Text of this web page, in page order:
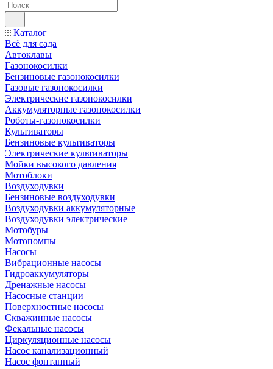
Каталог
Всё для сада
Автоклавы
Газонокосилки
Бензиновые газонокосилки
Газовые газонокосилки
Электрические газонокосилки
Аккумуляторные газонокосилки
Роботы-газонокосилки
Культиваторы
Бензиновые культиваторы
Электрические культиваторы
Мойки высокого давления
Мотоблоки
Воздуходувки
Бензиновые воздуходувки
Воздуходувки аккумуляторные
Воздуходувки электрические
Мотобуры
Мотопомпы
Насосы
Вибрационные насосы
Гидроаккумуляторы
Дренажные насосы
Насосные станции
Поверхностные насосы
Скважинные насосы
Фекальные насосы
Циркуляционные насосы
Насос канализационный
Насос фонтанный